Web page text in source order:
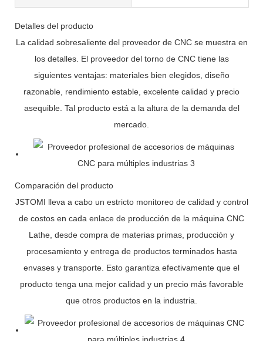
Detalles del producto
La calidad sobresaliente del proveedor de CNC se muestra en
los detalles. El proveedor del torno de CNC tiene las
siguientes ventajas: materiales bien elegidos, diseño
razonable, rendimiento estable, excelente calidad y precio
asequible. Tal producto está a la altura de la demanda del
mercado.
Comparación del producto
JSTOMI lleva a cabo un estricto monitoreo de calidad y control
de costos en cada enlace de producción de la máquina CNC
Lathe, desde compra de materias primas, producción y
procesamiento y entrega de productos terminados hasta
envases y transporte. Esto garantiza efectivamente que el
producto tenga una mejor calidad y un precio más favorable
que otros productos en la industria.